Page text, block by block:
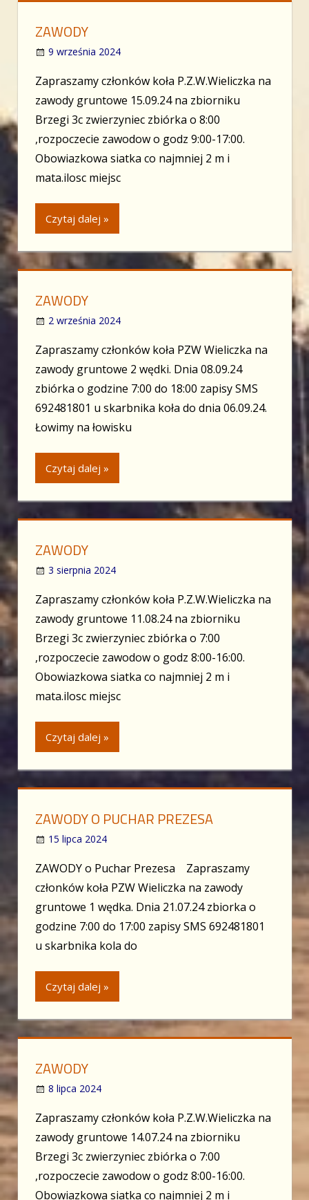
ZAWODY
9 września 2024
Zapraszamy członków koła P.Z.W.Wieliczka na
zawody gruntowe 15.09.24 na zbiorniku
Brzegi 3c zwierzyniec zbiórka o 8:00
,rozpoczecie zawodow o godz 9:00-17:00.
Obowiazkowa siatka co najmniej 2 m i
mata.ilosc miejsc
Czytaj dalej »
ZAWODY
2 września 2024
Zapraszamy członków koła PZW Wieliczka na
zawody gruntowe 2 wędki. Dnia 08.09.24
zbiórka o godzine 7:00 do 18:00 zapisy SMS
692481801 u skarbnika koła do dnia 06.09.24.
Łowimy na łowisku
Czytaj dalej »
ZAWODY
3 sierpnia 2024
Zapraszamy członków koła P.Z.W.Wieliczka na
zawody gruntowe 11.08.24 na zbiorniku
Brzegi 3c zwierzyniec zbiórka o 7:00
,rozpoczecie zawodow o godz 8:00-16:00.
Obowiazkowa siatka co najmniej 2 m i
mata.ilosc miejsc
Czytaj dalej »
ZAWODY O PUCHAR PREZESA
15 lipca 2024
ZAWODY o Puchar Prezesa Zapraszamy
członków koła PZW Wieliczka na zawody
gruntowe 1 wędka. Dnia 21.07.24 zbiorka o
godzine 7:00 do 17:00 zapisy SMS 692481801
u skarbnika kola do
Czytaj dalej »
ZAWODY
8 lipca 2024
Zapraszamy członków koła P.Z.W.Wieliczka na
zawody gruntowe 14.07.24 na zbiorniku
Brzegi 3c zwierzyniec zbiórka o 7:00
,rozpoczecie zawodow o godz 8:00-16:00.
Obowiazkowa siatka co najmniej 2 m i